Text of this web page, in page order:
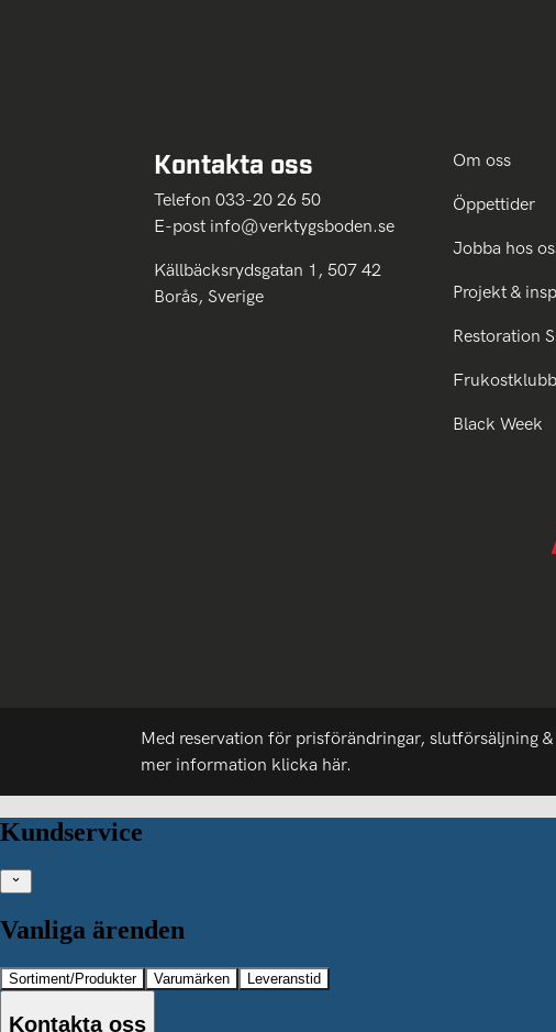
Kontakta oss
Telefon 033-20 26 50
E-post info@verktygsboden.se
Källbäcksrydsgatan 1, 507 42
Borås, Sverige
Om oss
Öppettider
Jobba hos
Projekt &
Restoration
Black Week
Med reservation för prisförändringar, slutförsäljning
mer information klicka här.